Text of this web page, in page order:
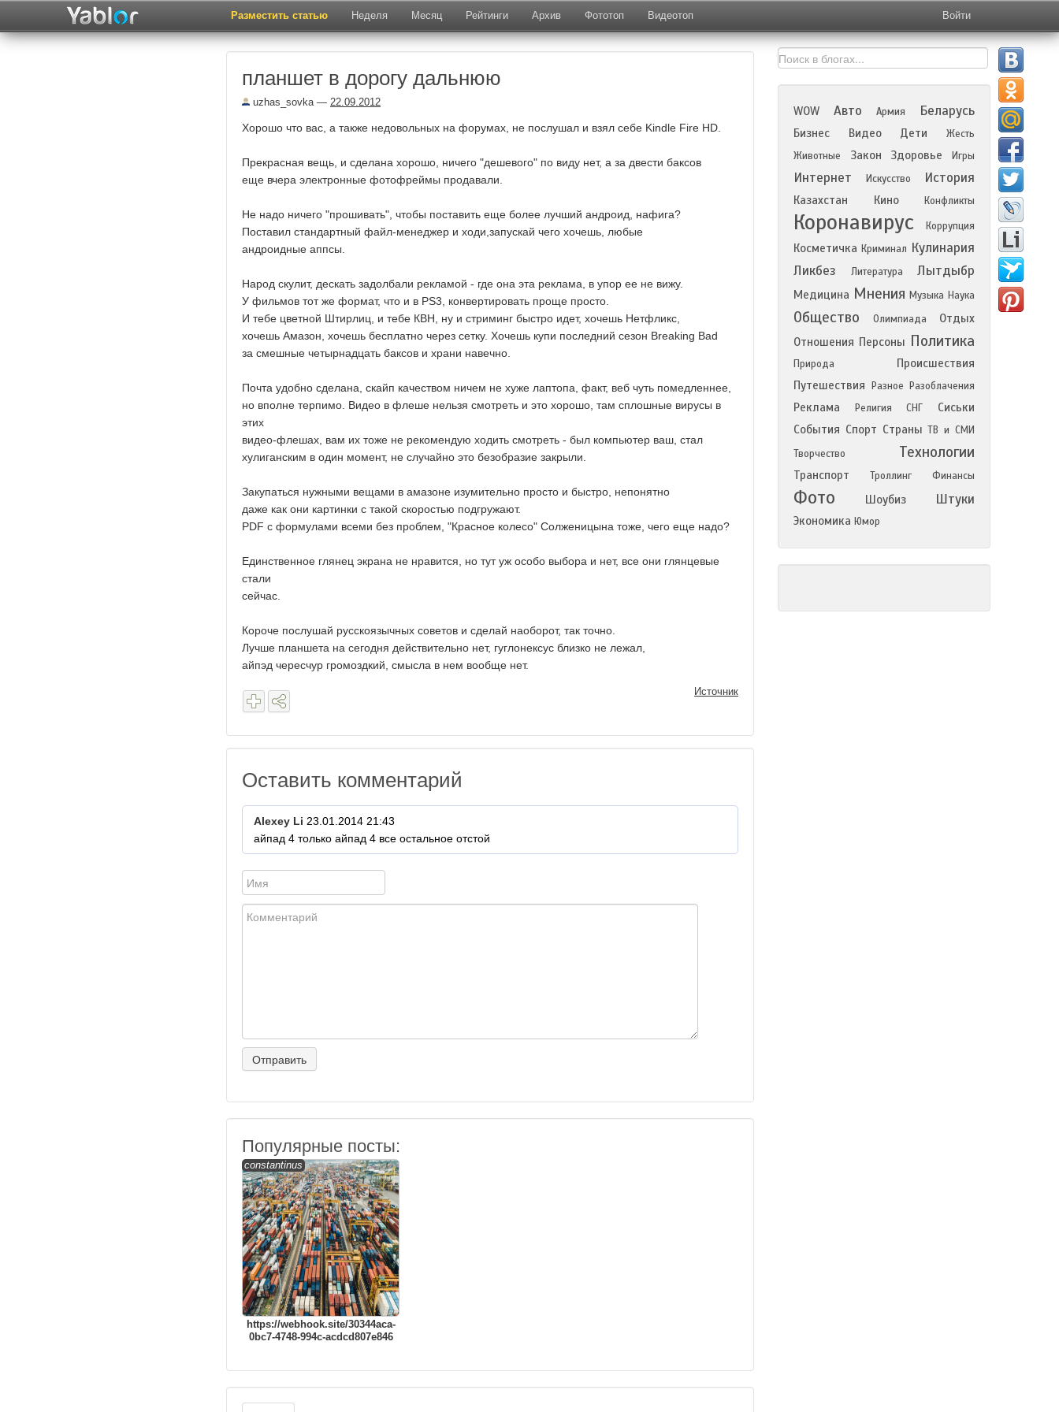
Разместить статью Неделя Месяц Рейтинги Архив Фототоп Видеотоп Войти
планшет в дорогу дальнюю
uzhas_sovka— 22.09.2012
Хорошо что вас, а также недовольных на форумах, не послушал и взял себе Kindle Fire HD.
Прекрасная вещь, и сделана хорошо, ничего "дешевого" по виду нет, а за двести баксов
еще вчера электронные фотофреймы продавали.
Не надо ничего "прошивать", чтобы поставить еще более лучший андроид, нафига?
Поставил стандартный файл-менеджер и ходи,запускай чего хочешь, любые
андроидные аппсы.
Народ скулит, дескать задолбали рекламой - где она эта реклама, в упор ее не вижу.
У фильмов тот же формат, что и в PS3, конвертировать проще просто.
И тебе цветной Штирлиц, и тебе КВН, ну и стриминг быстро идет, хочешь Нетфликс,
хочешь Амазон, хочешь бесплатно через сетку. Хочешь купи последний сезон Breaking Bad
за смешные четырнадцать баксов и храни навечно.
Почта удобно сделана, скайп качеством ничем не хуже лаптопа, факт, веб чуть помедленнее,
но вполне терпимо. Видео в флеше нельзя смотреть и это хорошо, там сплошные вирусы в
этих
видео-флешах, вам их тоже не рекомендую ходить смотреть - был компьютер ваш, стал
хулиганским в один момент, не случайно это безобразие закрыли.
Закупаться нужными вещами в амазоне изумительно просто и быстро, непонятно
даже как они картинки с такой скоростью подгружают.
PDF с формулами всеми без проблем, "Красное колесо" Солженицына тоже, чего еще надо?
Единственное глянец экрана не нравится, но тут уж особо выбора и нет, все они глянцевые
стали
сейчас.
Короче послушай русскоязычных советов и сделай наоборот, так точно.
Лучше планшета на сегодня действительно нет, гуглонексус близко не лежал,
айпэд чересчур громоздкий, смысла в нем вообще нет.
Источник
Оставить комментарий
Alexey Li 23.01.2014 21:43
айпад 4 только айпад 4 все остальное отстой
Популярные посты:
constantinus
https://webhook.site/30344aca-
0bc7-4748-994c-acdcd807e846
WOW Авто Армия Беларусь
Бизнес Видео Дети
Жесть
Животные
Закон Здоровье Игры
Интернет Искусство История
Казахстан Кино Конфликты
Коронавирус Коррупция
Косметичка Криминал Кулинария
Ликбез
Литература Лытдыбр
Медицина Мнения Музыка Наука
Общество Олимпиада
Отдых
Отношения Персоны Политика
Природа
Происшествия
Путешествия
Разное Разоблачения
Реклама Религия СНГ
Сиськи
События Спорт Страны ТВ и СМИ
Творчество
Технологии
Транспорт Троллинг Финансы
Фото Шоубиз Штуки
Экономика Юмор